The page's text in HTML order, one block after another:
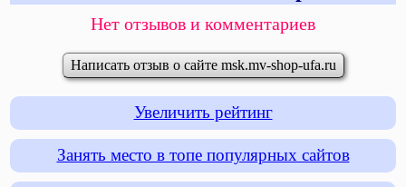
Нет отзывов и комментариев
Написать отзыв о сайте msk.mv-shop-ufa.ru
Увеличить рейтинг
Занять место в топе популярных сайтов